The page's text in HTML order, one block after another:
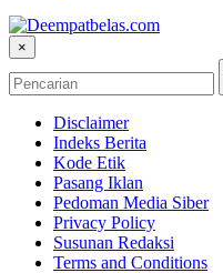
×
Disclaimer
Indeks Berita
Kode Etik
Pasang Iklan
Pedoman Media Siber
Privacy Policy
Susunan Redaksi
Terms and Conditions